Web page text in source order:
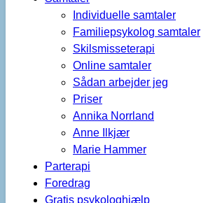
Individuelle samtaler
Familiepsykolog samtaler
Skilsmisseterapi
Online samtaler
Sådan arbejder jeg
Priser
Annika Norrland
Anne Ilkjær
Marie Hammer
Parterapi
Foredrag
Gratis psykologhjælp